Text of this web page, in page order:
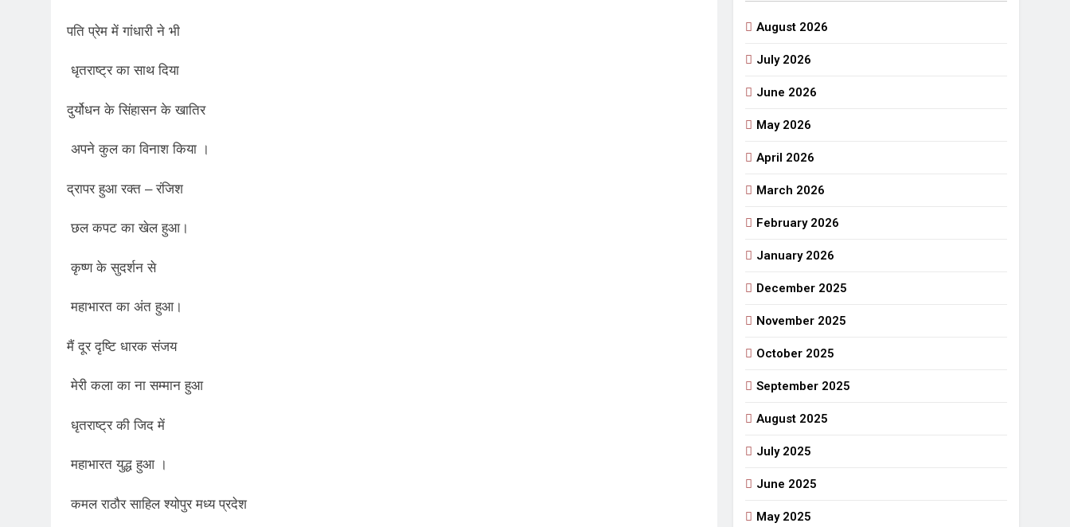
डॉक्टर सरोजिनी प्रीतम कहिन
श्री हनुमानजी का जन्म महोत्सव का भव्य आयोजन
5 Days Ago
संस्मरण : गर्मी की छुट्टियां और बचपन
पति प्रेम में गांधारी ने भी
धृतराष्ट्र का साथ दिया
दुर्योधन के सिंहासन के खातिर
अपने कुल का विनाश किया ।
द्रापर हुआ रक्त – रंजिश
छल कपट का खेल हुआ।
कृष्ण के सुदर्शन से
महाभारत का अंत हुआ।
मैं दूर दृष्टि धारक संजय
मेरी कला का ना सम्मान हुआ
धृतराष्ट्र की जिद में
महाभारत युद्ध हुआ ।
कमल राठौर साहिल श्योपुर मध्य प्रदेश
August 2026
July 2026
June 2026
May 2026
April 2026
March 2026
February 2026
January 2026
December 2025
November 2025
October 2025
September 2025
August 2025
July 2025
June 2025
May 2025